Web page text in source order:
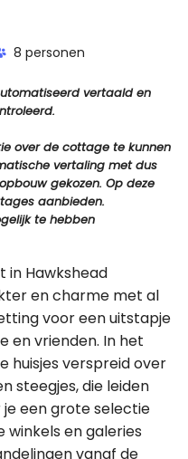
8 personen
vertaald en
over de cottage te kunnen
vertaling met dus
gekozen. Op deze
aanbieden.
te hebben
in Hawkshead
en charme met al
voor een uitstapje
en vrienden. In het
huisjes verspreid over
steegjes, die leiden
een grote selectie
winkels en galeries
vanaf de